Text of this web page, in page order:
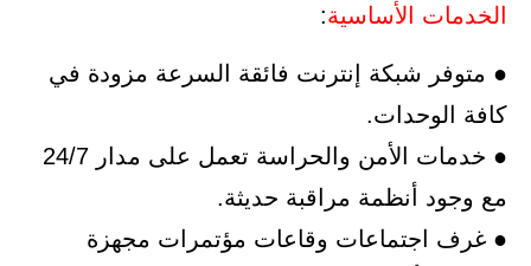
الخدمات الأساسية:
● متوفر شبكة إنترنت فائقة السرعة مزودة في
كافة الوحدات.
● خدمات الأمن والحراسة تعمل على مدار 24/7
مع وجود أنظمة مراقبة حديثة.
● غرف اجتماعات وقاعات مؤتمرات مجهزة